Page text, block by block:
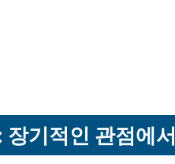
장기적인 관점에